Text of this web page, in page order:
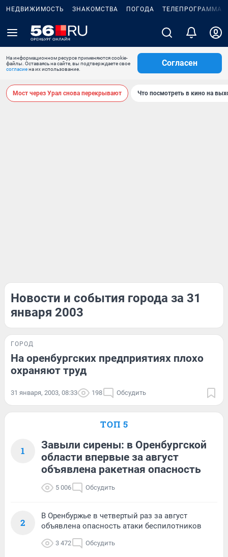
НЕДВИЖИМОСТЬ ЗНАКОМСТВА ПОГОДА ТЕЛЕПРОГРАММА
На информационном ресурсе применяются cookie-
файлы. Оставаясь на сайте, вы подтверждаете свое
согласиена их использование.
Согласен
Мост через Урал снова перекрывают Что посмотреть в кино на
Новости и события города за 31
января 2003
ГОРОД
На оренбургских предприятиях плохо
охраняют труд
31 января, 2003, 08:33 198 Обсудить
ТОП 5
1
Завыли сирены: в Оренбургской
области впервые за август
объявлена ракетная опасность
5 006 Обсудить
2
В Оренбуржье в четвертый раз за август
объявлена опасность атаки беспилотников
3 472 Обсудить